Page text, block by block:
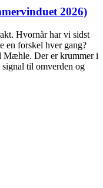
2026)
Hvornår har vi sidst
en forskel hver gang?
Mæhle. Der er krummer i
signal til omverden og